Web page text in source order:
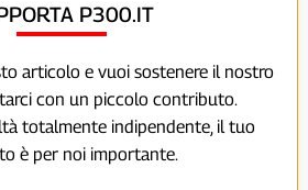
P300.IT
articolo e vuoi sostenere il nostro
con un piccolo contributo.
totalmente indipendente, il tuo
è per noi importante.